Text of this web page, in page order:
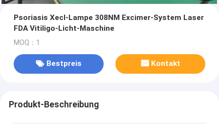
Psoriasis Xecl-Lampe 308NM Excimer-System Laser
FDA Vitiligo-Licht-Maschine
MOQ：1
Bestpreis Kontakt
Produkt-Beschreibung